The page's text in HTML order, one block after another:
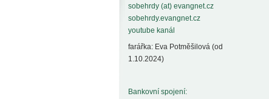
sobehrdy (at) evangnet.cz
sobehrdy.evangnet.cz
youtube kanál
farářka: Eva Potměšilová (od
1.10.2024)
Bankovní spojení: